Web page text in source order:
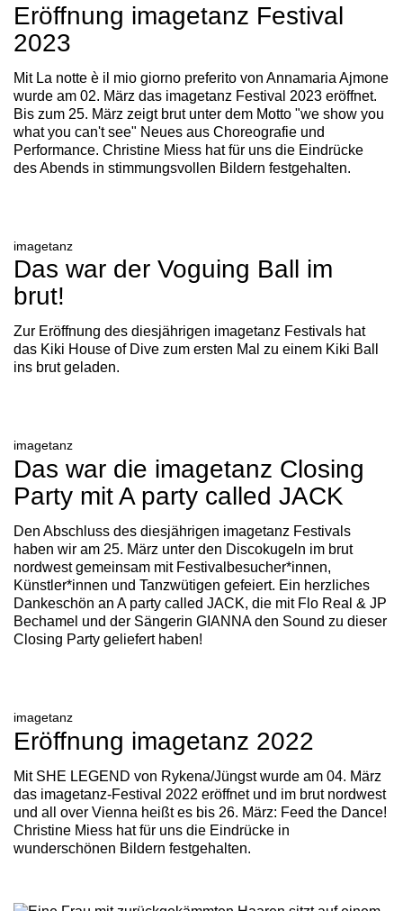
Eröffnung imagetanz Festival
2023
Mit La notte è il mio giorno preferito von Annamaria Ajmone
wurde am 02. März das imagetanz Festival 2023 eröffnet.
Bis zum 25. März zeigt brut unter dem Motto "we show you
what you can't see" Neues aus Choreografie und
Performance. Christine Miess hat für uns die Eindrücke
des Abends in stimmungsvollen Bildern festgehalten.
imagetanz
Das war der Voguing Ball im
brut!
Zur Eröffnung des diesjährigen imagetanz Festivals hat
das Kiki House of Dive zum ersten Mal zu einem Kiki Ball
ins brut geladen.
imagetanz
Das war die imagetanz Closing
Party mit A party called JACK
Den Abschluss des diesjährigen imagetanz Festivals
haben wir am 25. März unter den Discokugeln im brut
nordwest gemeinsam mit Festivalbesucher*innen,
Künstler*innen und Tanzwütigen gefeiert. Ein herzliches
Dankeschön an A party called JACK, die mit Flo Real & JP
Bechamel und der Sängerin GIANNA den Sound zu dieser
Closing Party geliefert haben!
imagetanz
Eröffnung imagetanz 2022
Mit SHE LEGEND von Rykena/Jüngst wurde am 04. März
das imagetanz-Festival 2022 eröffnet und im brut nordwest
und all over Vienna heißt es bis 26. März: Feed the Dance!
Christine Miess hat für uns die Eindrücke in
wunderschönen Bildern festgehalten.